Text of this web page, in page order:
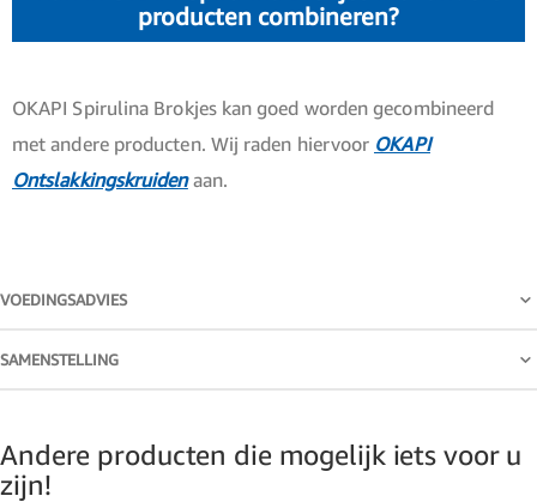
producten combineren?
OKAPI Spirulina Brokjes kan goed worden gecombineerd
met andere producten. Wij raden hiervoor OKAPI
Ontslakkingskruidenaan.
VOEDINGSADVIES
SAMENSTELLING
Andere producten die mogelijk iets voor u
zijn!